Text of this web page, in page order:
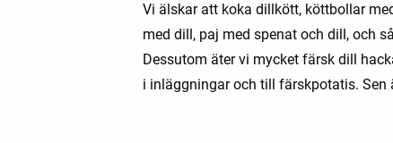
Vi älskar att koka dillkött, köttbollar
med dill, paj med spenat och dill, och
Dessutom äter vi mycket färsk dill
i inläggningar och till färskpotatis. Sen